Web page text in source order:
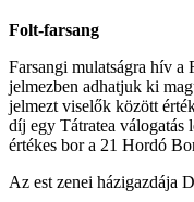
Folt-farsang
Farsangi mulatságra hív a
jelmezben adhatjuk ki
jelmezt viselők között
díj egy Tátratea válogatás
értékes bor a 21 Hordó
Az est zenei házigazdája